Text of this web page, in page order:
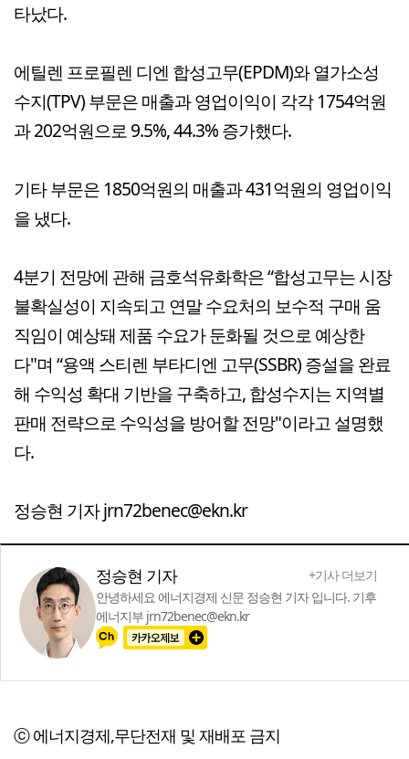
타났다.
에틸렌 프로필렌 디엔 합성고무(EPDM)와 열가소성
수지(TPV) 부문은 매출과 영업이익이 각각 1754억원
과 202억원으로 9.5%, 44.3% 증가했다.
기타 부문은 1850억원의 매출과 431억원의 영업이익
을 냈다.
4분기 전망에 관해 금호석유화학은 “합성고무는 시장
불확실성이 지속되고 연말 수요처의 보수적 구매 움
직임이 예상돼 제품 수요가 둔화될 것으로 예상한
다"며 “용액 스티렌 부타디엔 고무(SSBR) 증설을 완료
해 수익성 확대 기반을 구축하고, 합성수지는 지역별
판매 전략으로 수익성을 방어할 전망"이라고 설명했
다.
정승현 기자 jrn72benec@ekn.kr
정승현 기자
+기사 더보기
안녕하세요 에너지경제 신문 정승현 기자 입니다. 기후
에너지부 jrn72benec@ekn.kr
ⓒ 에너지경제,무단전재 및 재배포 금지